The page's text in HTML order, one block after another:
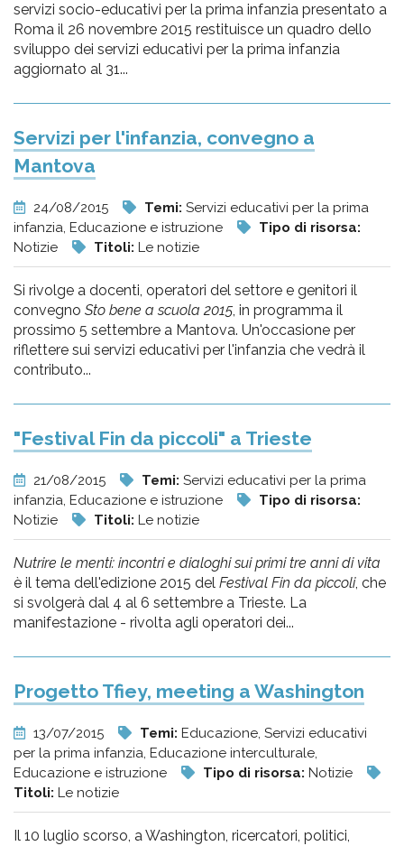
servizi socio-educativi per la prima infanzia presentato a
Roma il 26 novembre 2015 restituisce un quadro dello
sviluppo dei servizi educativi per la prima infanzia
aggiornato al 31...
Servizi per l'infanzia, convegno a
Mantova
24/08/2015 Temi: Servizi educativi per la prima
infanzia, Educazione e istruzione
Tipo di risorsa:
Notizie
Titoli: Le notizie
Si rivolge a docenti, operatori del settore e genitori il
convegno Sto bene a scuola 2015, in programma il
prossimo 5 settembre a Mantova. Un'occasione per
riflettere sui servizi educativi per l'infanzia che vedrà il
contributo...
"Festival Fin da piccoli" a Trieste
21/08/2015 Temi: Servizi educativi per la prima
infanzia, Educazione e istruzione
Tipo di risorsa:
Notizie
Titoli: Le notizie
Nutrire le menti: incontri e dialoghi sui primi tre anni di vita
è il tema dell'edizione 2015 del Festival Fin da piccoli, che
si svolgerà dal 4 al 6 settembre a Trieste. La
manifestazione - rivolta agli operatori dei...
Progetto Tfiey, meeting a Washington
13/07/2015 Temi: Educazione, Servizi educativi
per la prima infanzia, Educazione interculturale,
Educazione e istruzione
Tipo di risorsa: Notizie
Titoli: Le notizie
Il 10 luglio scorso, a Washington, ricercatori, politici,